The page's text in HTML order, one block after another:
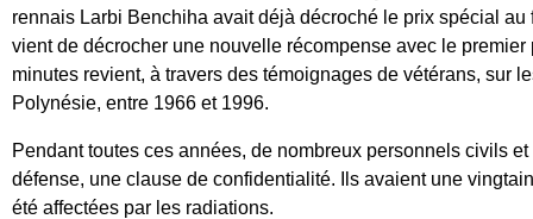
rennais Larbi Benchiha avait déjà décroché le prix spécial
vient de décrocher une nouvelle récompense avec le
minutes revient, à travers des témoignages de vétérans, sur
Polynésie, entre 1966 et 1996.
Pendant toutes ces années, de nombreux personnels civils
défense, une clause de confidentialité. Ils avaient une
été affectées par les radiations.